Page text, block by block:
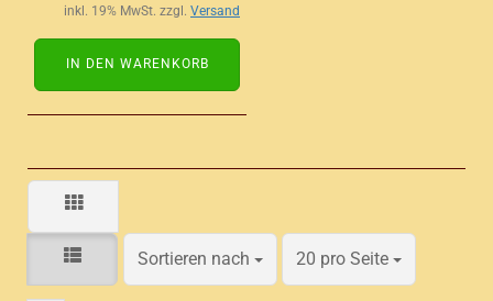
inkl. 19% MwSt. zzgl. Versand
IN DEN WARENKORB
Sortieren nach
Sortieren nach 20 pro Seite
pro Seite